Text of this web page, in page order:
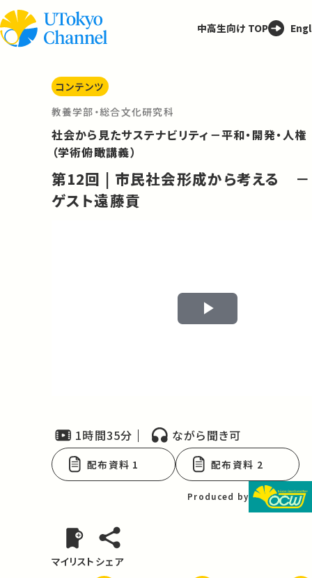
中高生向け TOP
コンテンツ
教養学部・総合文化研究科
社会から見たサステナビリティ－平和・開発・人権
（学術俯瞰講義）
第12回 | 市民社会形成から考える －
ゲスト遠藤貢
Play
1時間35分 ながら聞き可
配布資料 1 配布資料 2
Produced by
マイリスト シェア